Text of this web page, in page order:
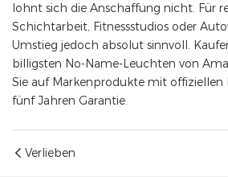
lohnt sich die Anschaffung nicht. Für
Schichtarbeit, Fitnessstudios oder
Umstieg jedoch absolut sinnvoll.
billigsten No-Name-Leuchten von
Sie auf Markenprodukte mit offiziellen
fünf Jahren Garantie.
Verlieben